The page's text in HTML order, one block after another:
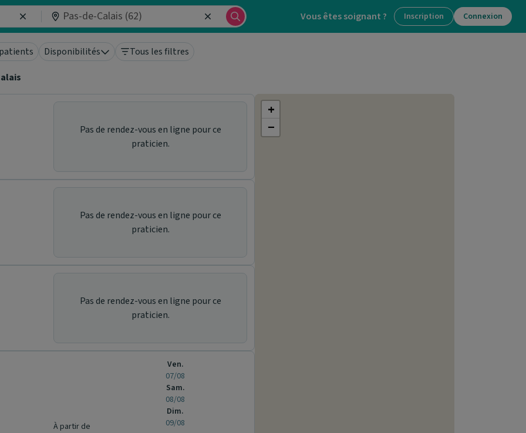
Vous êtes soignant ? Inscription Connexion
Disponibilités
Tous les filtres
Pas de rendez-vous en ligne pour ce
praticien.
Pas de rendez-vous en ligne pour ce
praticien.
Pas de rendez-vous en ligne pour ce
praticien.
À partir de
Ven.
07/08
Sam.
08/08
Dim.
09/08
+
−